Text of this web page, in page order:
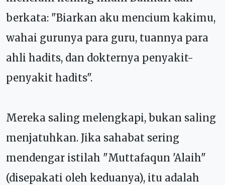
berkata: "Biarkan aku mencium kakimu,
wahai gurunya para guru, tuannya para
ahli hadits, dan dokternya penyakit-
penyakit hadits".
Mereka saling melengkapi, bukan saling
menjatuhkan. Jika sahabat sering
mendengar istilah "Muttafaqun 'Alaih"
(disepakati oleh keduanya), itu adalah